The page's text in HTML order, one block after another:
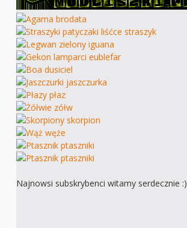
Najnowsi subskrybenci witamy serdecznie :)